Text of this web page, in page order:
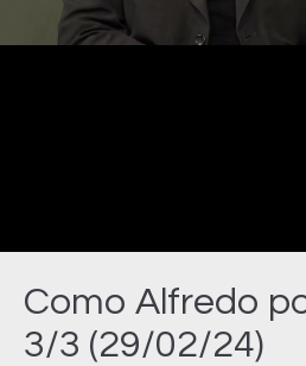
Como Alfredo
3/3 (29/02/24)